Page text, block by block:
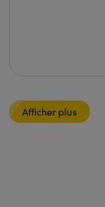
Afficher plus